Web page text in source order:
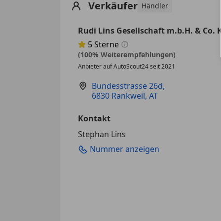
Verkäufer Händler
Rudi Lins Gesellschaft m.b.H. & Co.
Sternebewertung 5 von 5
5Sterne
(100% Weiterempfehlungen)
Anbieter auf AutoScout24 seit 2021
Bundesstrasse 26d,
6830 Rankweil, AT
Kontakt
Stephan Lins
Nummer anzeigen